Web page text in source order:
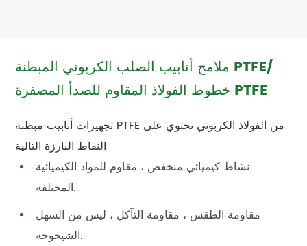
ملامح أنابيب الصلب الكربوني المبطنة PTFE/
خطوط الفولاذ المقاوم للصدأ المضفرة PTFE
تجهيزات أنابيب مبطنة PTFE من الفولاذ الكربوني تحتوي على
النقاط البارزة التالية
نشاط كيميائي منخفض ، مقاوم للمواد الكيميائية
المختلفة.
مقاومة الطقس ، مقاومة التآكل ، ليس من السهل
الشيخوخة.